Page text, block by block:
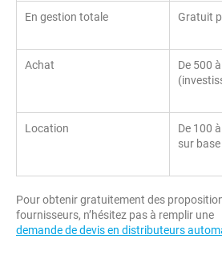
En gestion totale Gratuit
Achat
De 500
Location
De 100
sur
Pour obtenir gratuitement des
fournisseurs, n’hésitez pas à remplir une
demande de devis en distributeurs